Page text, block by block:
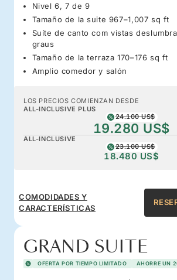
Nivel 6, 7 de 9
Tamaño de la suite 967–1,007 sq ft
Suíte de canto com vistas
graus
Tamaño de la terraza 170–176 sq ft
Amplio comedor y salón
LOS PRECIOS COMIENZAN DESDE
ALL-INCLUSIVE PLUS
24.100 US$
19.280 US$
ALL-INCLUSIVE
23.100 US$
18.480 US$
COMODIDADES Y
CARACTERÍSTICAS
GRAND SUITE
OFERTA POR TIEMPO LIMITADO AHORRE UN